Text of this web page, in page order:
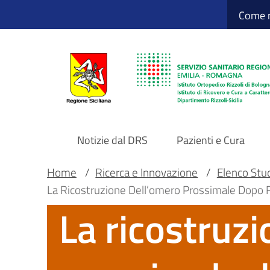
al
Sito Web Come
Navigazione
principale
DRS
Notizie dal DRS Pazienti e Cura
Main container
Briciole
pane
Home / Ricerca e Innovazione / Elenco
La Ricostruzione Dell’omero Prossimale
La